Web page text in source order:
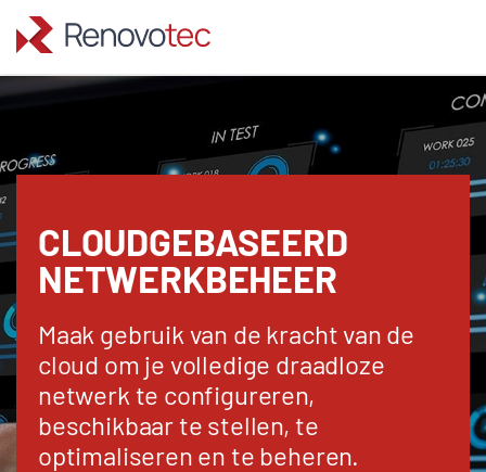
Skip
CLOUDGEBASEERD
NETWERKBEHEER
Maak gebruik van de kracht van de
cloud om je volledige draadloze
netwerk te configureren,
beschikbaar te stellen, te
optimaliseren en te beheren.